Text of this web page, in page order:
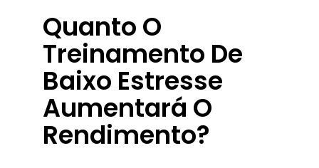
Quanto O
Treinamento De
Baixo Estresse
Aumentará O
Rendimento?